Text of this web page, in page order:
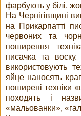
фарбують у білі,
На Чернігівщині
на Прикарпатті
червоних та
поширення
писачка та
використовують
яйце наносять
поширені техніки
походять і
«мальованки»,